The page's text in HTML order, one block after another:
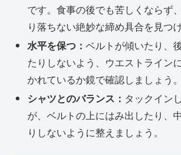
です。食事の後でも苦しくならず
り落ちない絶妙な締め具合を見つ
水平を保つ：ベルトが傾いたり、
たりしないよう、ウエストライン
かれているか鏡で確認しましょう。
シャツとのバランス： タックイン
が、ベルトの上にはみ出したり、
りしないように整えましょう。